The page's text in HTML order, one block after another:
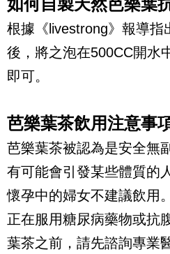
如何自製天然芭樂葉
根據《livestrong》報導指
後，將之泡在500CC開水
即可。
芭樂葉茶飲用注意事
芭樂葉茶被認為是安全無
有可能會引發某些體質的
懷孕中的婦女不建議飲用
正在服用糖尿病藥物或抗
葉茶之前，請先諮詢專業